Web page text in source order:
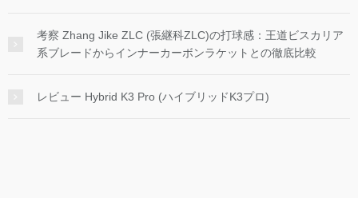
考察 Zhang Jike ZLC (張継科ZLC)の打球感：王道ビスカリア
系ブレードからインナーカーボンラケットとの徹底比較
レビュー Hybrid K3 Pro (ハイブリッドK3プロ)